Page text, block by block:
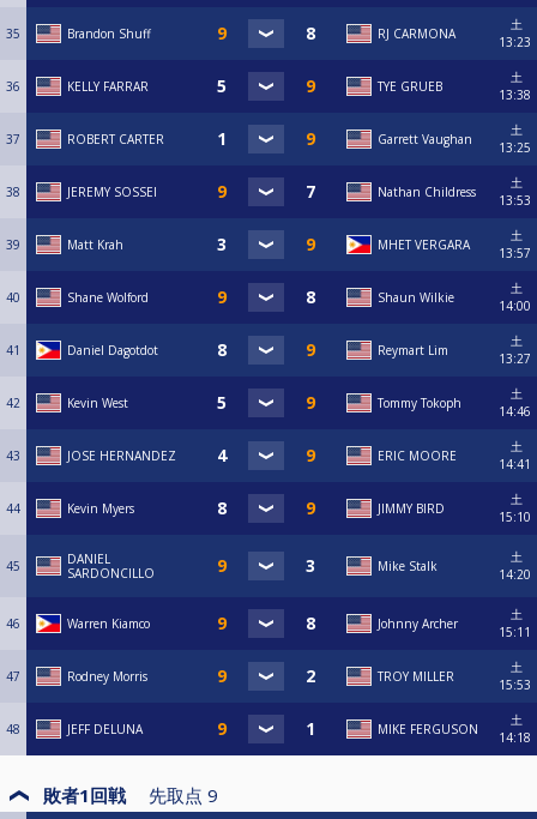
35 Brandon Shuff RJ CARMONA
土
13:23
36 KELLY FARRAR TYE GRUEB
土
13:38
37 ROBERT CARTER Garrett Vaughan
土
13:25
38 JEREMY SOSSEI Nathan Childress
土
13:53
39 Matt Krah MHET VERGARA
土
13:57
40 Shane Wolford Shaun Wilkie
土
14:00
41 Daniel Dagotdot Reymart Lim
土
13:27
42 Kevin West Tommy Tokoph
土
14:46
43 JOSE HERNANDEZ ERIC MOORE
土
14:41
44 Kevin Myers JIMMY BIRD
土
15:10
45
DANIEL
SARDONCILLO
Mike Stalk
土
14:20
46 Warren Kiamco Johnny Archer
土
15:11
47 Rodney Morris TROY MILLER
土
15:53
48 JEFF DELUNA MIKE FERGUSON
土
14:18
敗者1回戦 先取点 9